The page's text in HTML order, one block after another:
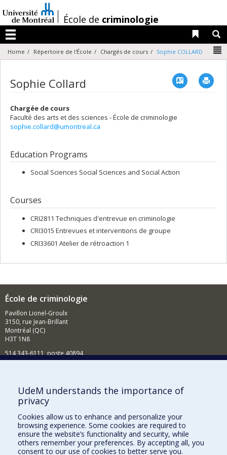
au
contenu
/École de criminologie
Menu
Liens
Home Répertoire de l'École Chargés de cours Sophie COLLARD
Sophie Collard Vcard
Chargée de cours
Faculté des arts et des sciences - École de criminologie
sophie.collard@umontreal.ca
Education Programs
Social Sciences Social Sciences and Social Action
Courses
CRI2811 Techniques d'entrevue en criminologie
CRI3015 Entrevues et interventions de groupe
CRI33601 Atelier de rétroaction 1
École de criminologie
Pavillon Lionel-Groulx
3150, rue Jean-Brillant
Montréal (QC)
H3T 1N8
514 343-6111, poste 40894
Comment soutenir l'École?
BESOIN D'AIDE?
Plan du site
Signaler une erreur
Accessibilité
UdeM understands the importance of
privacy
Cookies allow us to enhance and personalize your
browsing experience. Some cookies are required to
ensure the website’s functionality and security, while
others remember your preferences. By accepting all, you
consent to our use of cookies to better serve you.